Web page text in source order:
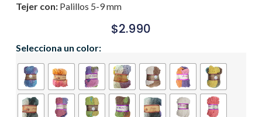
Tejer con:Palillos 5-9 mm
$2.990
Selecciona un color: